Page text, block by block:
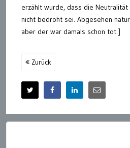
erzählt wurde, dass die
nicht bedroht sei. Abgesehen
aber der war damals schon tot.]
Zurück